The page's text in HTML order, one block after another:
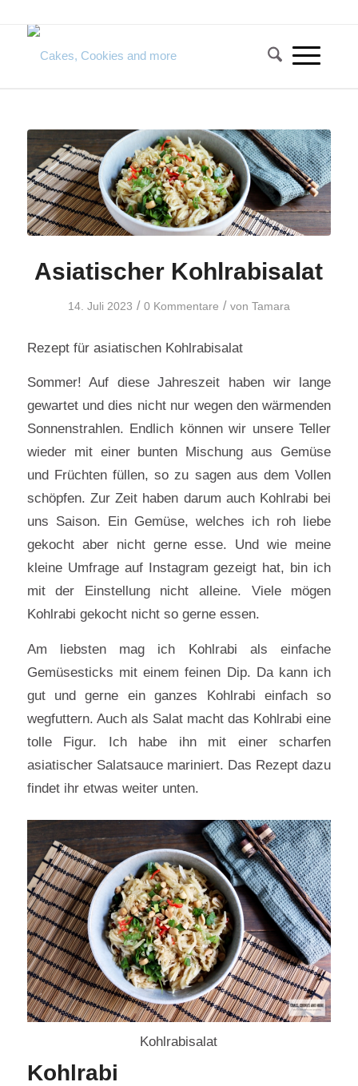
Asiatischer Kohlrabisalat
14. Juli 2023 / 0 Kommentare / von Tamara
Rezept für asiatischen Kohlrabisalat
Sommer! Auf diese Jahreszeit haben wir lange
gewartet und dies nicht nur wegen den wärmenden
Sonnenstrahlen. Endlich können wir unsere Teller
wieder mit einer bunten Mischung aus Gemüse
und Früchten füllen, so zu sagen aus dem Vollen
schöpfen. Zur Zeit haben darum auch Kohlrabi bei
uns Saison. Ein Gemüse, welches ich roh liebe
gekocht aber nicht gerne esse. Und wie meine
kleine Umfrage auf Instagram gezeigt hat, bin ich
mit der Einstellung nicht alleine. Viele mögen
Kohlrabi gekocht nicht so gerne essen.
Am liebsten mag ich Kohlrabi als einfache
Gemüsesticks mit einem feinen Dip. Da kann ich
gut und gerne ein ganzes Kohlrabi einfach so
wegfuttern. Auch als Salat macht das Kohlrabi eine
tolle Figur. Ich habe ihn mit einer scharfen
asiatischer Salatsauce mariniert. Das Rezept dazu
findet ihr etwas weiter unten.
Kohlrabisalat
Kohlrabi